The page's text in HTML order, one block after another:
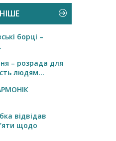
борці –
– розрада для
людям...
відвідав
щодо